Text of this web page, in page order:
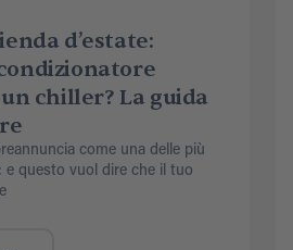
d’estate:
chiller? La guida
come una delle più
e questo vuol dire che il tuo